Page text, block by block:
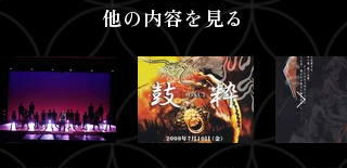
他の内容を見る